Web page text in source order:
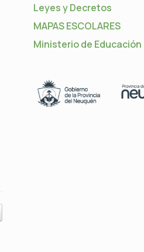
Leyes y Decretos
MAPAS ESCOLARES
Ministerio de Educación